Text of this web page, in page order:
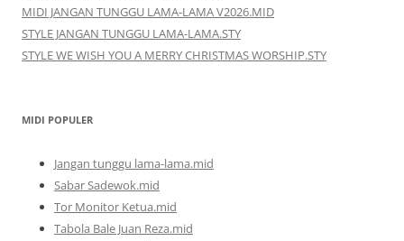
MIDI JANGAN TUNGGU LAMA-LAMA V2026.MID
STYLE JANGAN TUNGGU LAMA-LAMA.STY
STYLE WE WISH YOU A MERRY CHRISTMAS WORSHIP.STY
MIDI POPULER
Jangan tunggu lama-lama.mid
Sabar Sadewok.mid
Tor Monitor Ketua.mid
Tabola Bale Juan Reza.mid